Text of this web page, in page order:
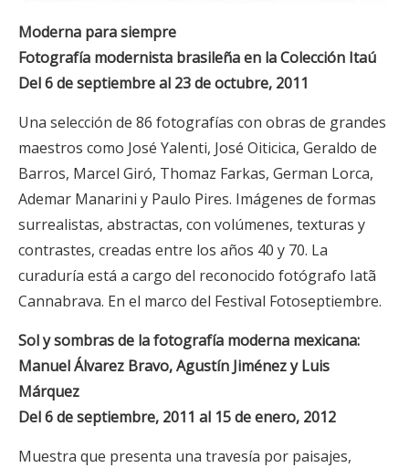
Moderna para siempre
Fotografía modernista brasileña en la Colección Itaú
Del 6 de septiembre al 23 de octubre, 2011
Una selección de 86 fotografías con obras de grandes
maestros como José Yalenti, José Oiticica, Geraldo de
Barros, Marcel Giró, Thomaz Farkas, German Lorca,
Ademar Manarini y Paulo Pires. Imágenes de formas
surrealistas, abstractas, con volúmenes, texturas y
contrastes, creadas entre los años 40 y 70. La
curaduría está a cargo del reconocido fotógrafo Iatã
Cannabrava. En el marco del Festival Fotoseptiembre.
Sol y sombras de la fotografía moderna mexicana:
Manuel Álvarez Bravo, Agustín Jiménez y Luis
Márquez
Del 6 de septiembre, 2011 al 15 de enero, 2012
Muestra que presenta una travesía por paisajes,